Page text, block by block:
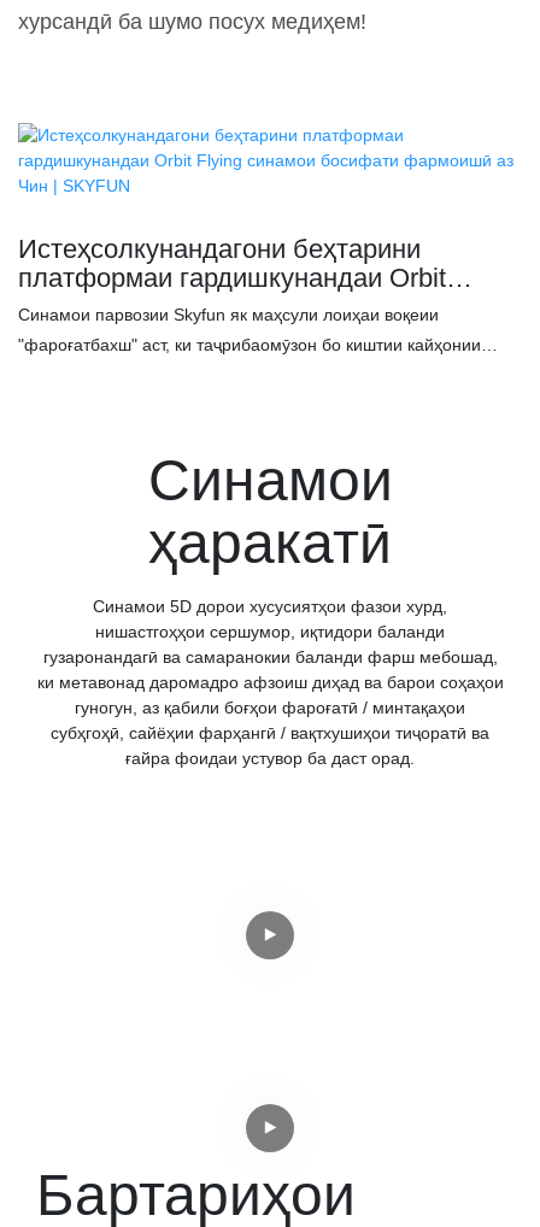
хурсандӣ ба шумо посух медиҳем!
Истеҳсолкунандагони беҳтарини
платформаи гардишкунандаи Orbit
Flying синамои босифати фармоишӣ аз
Чин | SKYFUN
Синамои парвозии Skyfun як маҳсули лоиҳаи воқеии
"фароғатбахш" аст, ки таҷрибаомӯзон бо киштии кайҳонии
барқарор кунад. Саргузаштҳо дар саҳнаҳои гуногуни гуногун.
Дар муқоиса бо дигар таҷҳизоти фароғатии калон, театри
парвозии Skyfun метавонад таҷрибаи беҳтари фароғатро дар
фазои хурдтар ба даст орад ва ба меҳмонон имкон диҳад, ки
Синамои
ҳаракатӣ
Синамои 5D дорои хусусиятҳои фазои хурд,
нишастгоҳҳои сершумор, иқтидори баланди
гузаронандагӣ ва самаранокии баланди фарш мебошад,
ки метавонад даромадро афзоиш диҳад ва барои соҳаҳои
гуногун, аз қабили боғҳои фароғатӣ / минтақаҳои
субҳгоҳӣ, сайёҳии фарҳангӣ / вақтхушиҳои тиҷоратӣ ва
ғайра фоидаи устувор ба даст орад.
Бартариҳои